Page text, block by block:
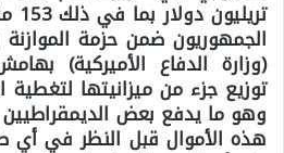
الجمهوريون ضمن حزمة
(وزارة الدفاع الأميركية)
توزيع جزء من ميزانيتها لتغطية
وهو ما يدفع بعض الديمقراطيين
هذه الأموال قبل النظر في أي